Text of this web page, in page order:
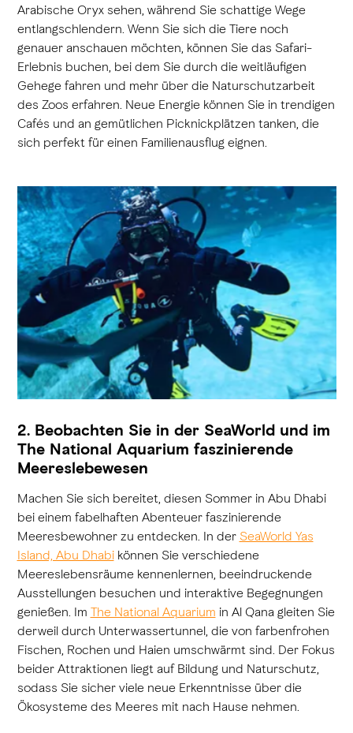
Arabische Oryx sehen, während Sie schattige Wege
entlangschlendern. Wenn Sie sich die Tiere noch
genauer anschauen möchten, können Sie das Safari-
Erlebnis buchen, bei dem Sie durch die weitläufigen
Gehege fahren und mehr über die Naturschutzarbeit
des Zoos erfahren. Neue Energie können Sie in trendigen
Cafés und an gemütlichen Picknickplätzen tanken, die
sich perfekt für einen Familienausflug eignen.
2. Beobachten Sie in der SeaWorld und im
The National Aquarium faszinierende
Meereslebewesen
Machen Sie sich bereitet, diesen Sommer in Abu Dhabi
bei einem fabelhaften Abenteuer faszinierende
Meeresbewohner zu entdecken. In der SeaWorld Yas
Island, Abu Dhabikönnen Sie verschiedene
Meereslebensräume kennenlernen, beeindruckende
Ausstellungen besuchen und interaktive Begegnungen
genießen. Im The National Aquarium in Al Qana gleiten Sie
derweil durch Unterwassertunnel, die von farbenfrohen
Fischen, Rochen und Haien umschwärmt sind. Der Fokus
beider Attraktionen liegt auf Bildung und Naturschutz,
sodass Sie sicher viele neue Erkenntnisse über die
Ökosysteme des Meeres mit nach Hause nehmen.